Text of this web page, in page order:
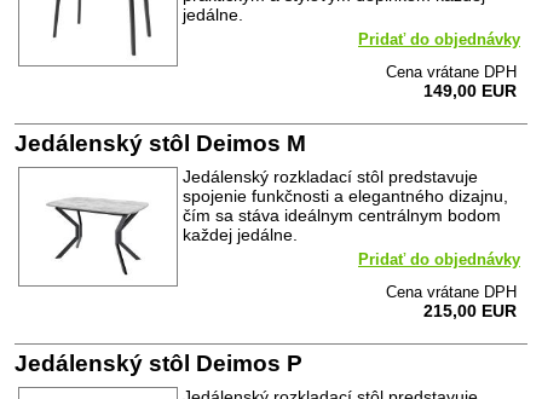
jedálne.
Pridať do objednávky
Cena vrátane DPH
149,00 EUR
Jedálenský stôl Deimos M
Jedálenský rozkladací stôl predstavuje
spojenie funkčnosti a elegantného dizajnu,
čím sa stáva ideálnym centrálnym bodom
každej jedálne.
Pridať do objednávky
Cena vrátane DPH
215,00 EUR
Jedálenský stôl Deimos P